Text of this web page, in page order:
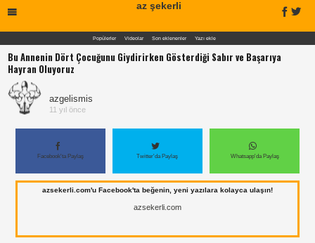
az şekerli
Popülerler Videolar Son eklenenler Yazı ekle
Bu Annenin Dört Çocuğunu Giydirirken Gösterdiği Sabır ve Başarıya
Hayran Oluyoruz
azgelismis
11 yıl önce
Facebook'ta Paylaş Twitter'da Paylaş Whatsapp'da Paylaş
azsekerli.com'u Facebook'ta beğenin, yeni yazılara kolayca ulaşın!
azsekerli.com